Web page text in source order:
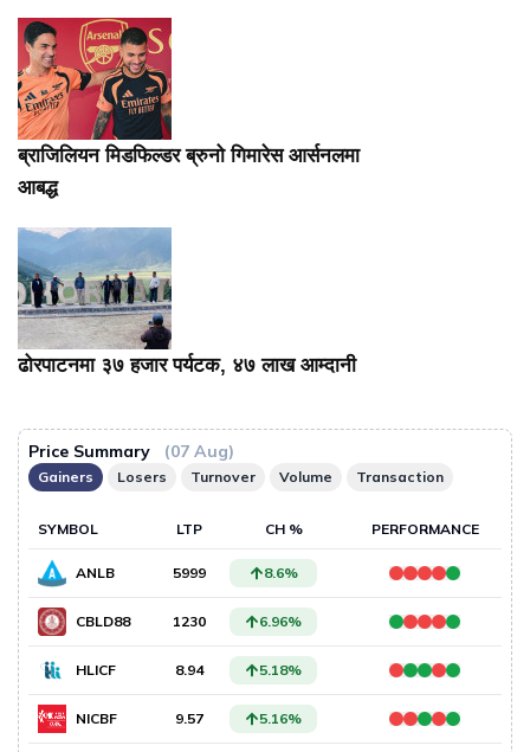
ब्राजिलियन मिडफिल्डर ब्रुनो गिमारेस आर्सनलमा
आबद्ध
ढोरपाटनमा ३७ हजार पर्यटक, ४७ लाख आम्दानी